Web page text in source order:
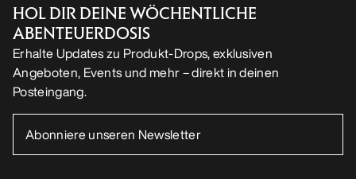
HOL DIR DEINE WÖCHENTLICHE
ABENTEUERDOSIS
Erhalte Updates zu Produkt-Drops, exklusiven
Angeboten, Events und mehr – direkt in deinen
Posteingang.